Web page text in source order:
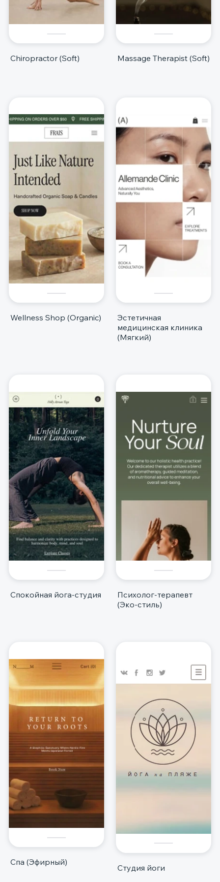
Chiropractor (Soft) Massage Therapist (Soft)
Wellness Shop (Organic)
Эстетичная
медицинская клиника
(Мягкий)
Спокойная йога-студия
Психолог-терапевт
(Эко-стиль)
Спа (Эфирный)
Студия йоги